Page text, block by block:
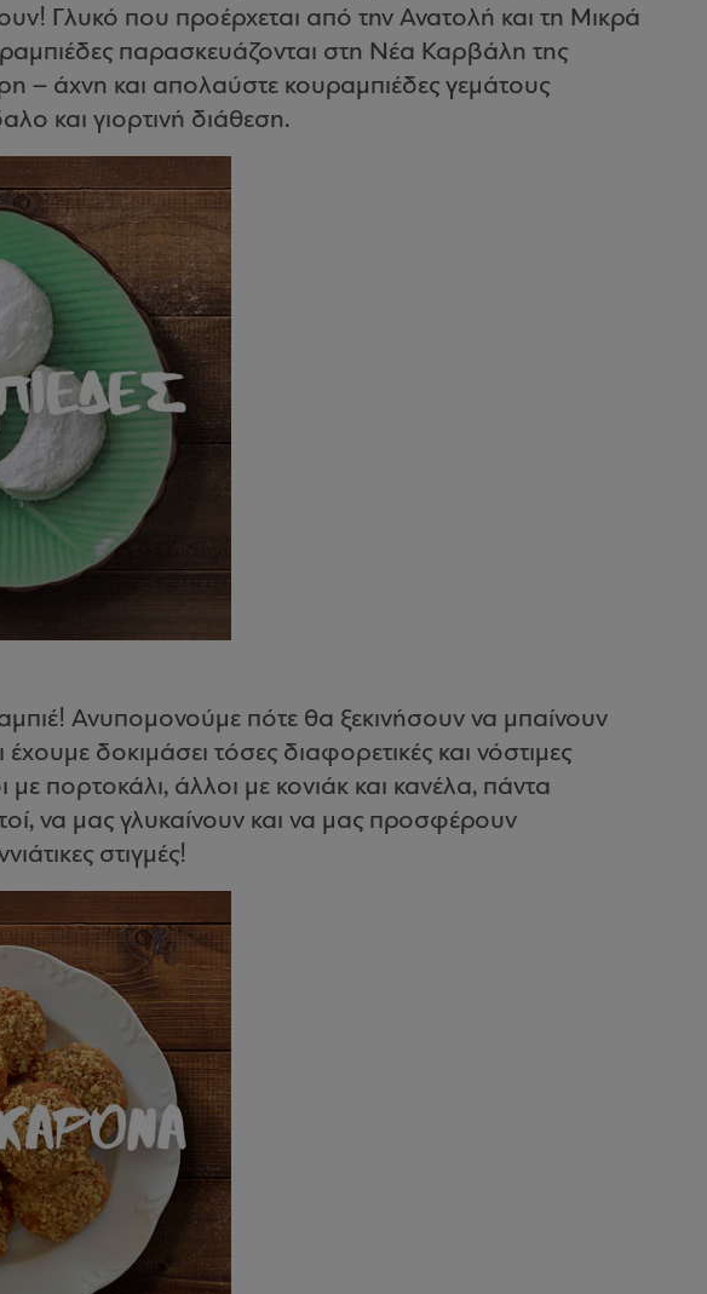
Γλυκό που προέρχεται από την Ανατολή και τη Μικρά
παρασκευάζονται στη Νέα Καρβάλη της
– άχνη και απολαύστε κουραμπιέδες γεμάτους
και γιορτινή διάθεση.
Ανυπομονούμε πότε θα ξεκινήσουν να μπαίνουν
έχουμε δοκιμάσει τόσες διαφορετικές και νόστιμες
πορτοκάλι, άλλοι με κονιάκ και κανέλα, πάντα
να μας γλυκαίνουν και να μας προσφέρουν
στιγμές!